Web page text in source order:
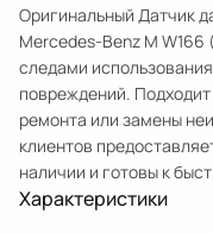
Оригинальный Датчик
Mercedes-Benz M
следами
повреждений.
ремонта или замены
клиентов
наличии и готовы к
Характеристики